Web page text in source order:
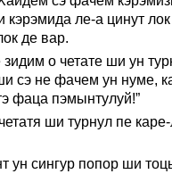
ле-а цинут
де вар.
о четате ши ун
сэ не фачем ун нуме,
фаца пэмынтулуй!”
ши турнул пе
ун сингур попор ши